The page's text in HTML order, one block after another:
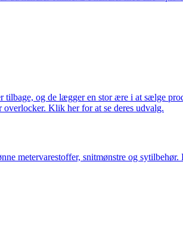
tilbage, og de lægger en stor ære i at sælge
overlocker. Klik her for at se deres udvalg.
metervarestoffer, snitmønstre og